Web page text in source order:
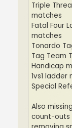
Triple
matches
Fatal Four
matches
Tonardo
Tag Team
Handicap
1vs1 ladder
Special
Also
count-outs